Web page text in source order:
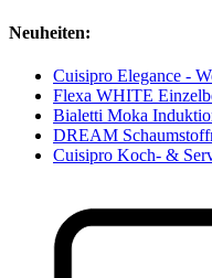
Neuheiten:
Cuisipro Elegance -
Flexa WHITE
Bialetti Moka
DREAM
Cuisipro Koch- &